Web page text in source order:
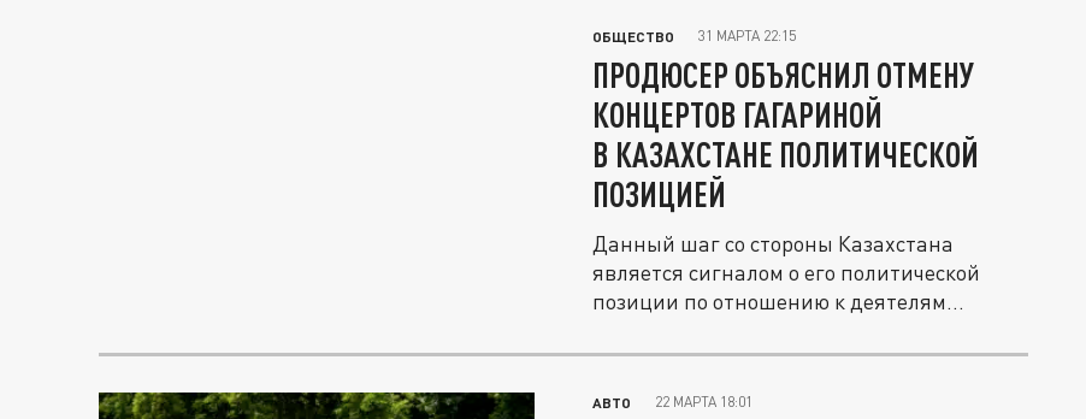
ОБЩЕСТВО 31 МАРТА 22:15
ПРОДЮСЕР ОБЪЯСНИЛ ОТМЕНУ
КОНЦЕРТОВ ГАГАРИНОЙ
В КАЗАХСТАНЕ ПОЛИТИЧЕСКОЙ
ПОЗИЦИЕЙ
Данный шаг со стороны Казахстана
является сигналом о его политической
позиции по отношению к деятелям
АВТО 22 МАРТА 18:01